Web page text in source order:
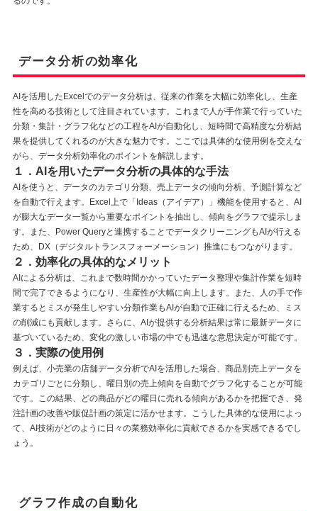
データ分析の効率化
AIを活用したExcelでのデータ分析は、従来の作業を大幅に効率化し、生産
性を高める技術として注目されています。これまで人が手作業で行っていた
分類・集計・グラフ化などの工程をAIが自動化し、短時間で高精度な分析結
果を提供してくれるのが大きな魅力です。ここでは具体的な使用例を交えな
がら、データ分析効率化のポイントを解説します。
１．AIを用いたデータ分析の具体的な手法
AIを使うと、データのカテゴリ分類、売上データの傾向分析、予測計算など
を自動で行えます。Excel上で「Ideas（アイデア）」機能を使用すると、AI
が膨大なデータ一覧から重要なポイントを抽出し、傾向をグラフで提示しま
す。また、Power Queryと連携することでデータクリーニングもAIが行える
ため、DX（デジタルトランスフォーメーション）推進にもつながります。
２．効率化の具体的なメリット
AIによる分析は、これまで数時間かかっていたデータ整理や集計作業を短時
間で完了できるようになり、生産性が大幅に向上します。また、人の手で作
業するとミスが発生しやすい分類作業もAIが自動で正確に行えるため、ミス
の削減にも貢献します。さらに、AIが提供する分析結果は常に最新データに
基づいているため、変化の激しい市場の中でも迅速な意思決定が可能です。
３．実際の使用例
例えば、小売業の店舗データ分析でAIを活用した場合、商品別売上データを
カテゴリごとに分類し、曜日別の売上傾向を自動でグラフ化することが可能
です。この結果、どの商品がどの曜日に売れる傾向があるかを把握でき、発
注計画の改善や販促計画の策定に活かせます。こうした具体的な使用によっ
て、AI技術がどのように日々の業務効率化に貢献できるかを実感できるでし
ょう。
グラフ作成の自動化